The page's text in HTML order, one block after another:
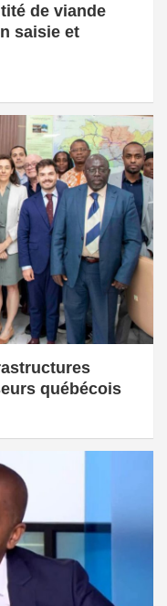
de viande
saisie et
québécois